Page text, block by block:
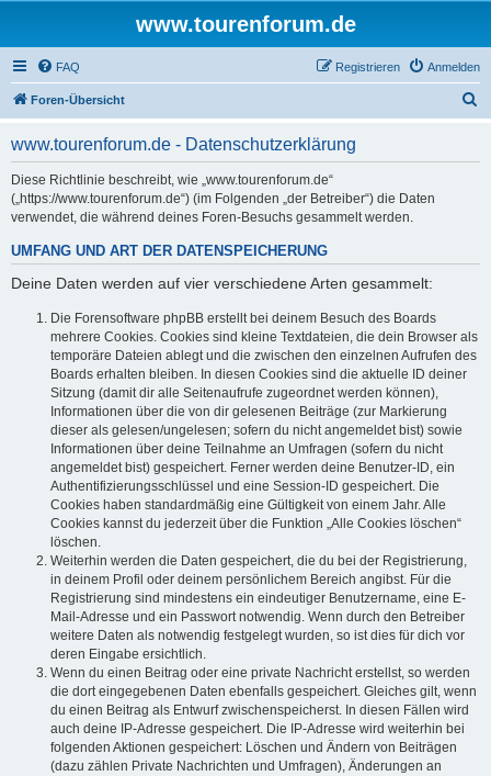
www.tourenforum.de
FAQ Anmelden
Registrieren
Foren-Übersicht
www.tourenforum.de - Datenschutzerklärung
Diese Richtlinie beschreibt, wie „www.tourenforum.de“
(„https://www.tourenforum.de“) (im Folgenden „der Betreiber“) die Daten
verwendet, die während deines Foren-Besuchs gesammelt werden.
UMFANG UND ART DER DATENSPEICHERUNG
Deine Daten werden auf vier verschiedene Arten gesammelt:
Die Forensoftware phpBB erstellt bei deinem Besuch des Boards
mehrere Cookies. Cookies sind kleine Textdateien, die dein Browser als
temporäre Dateien ablegt und die zwischen den einzelnen Aufrufen des
Boards erhalten bleiben. In diesen Cookies sind die aktuelle ID deiner
Sitzung (damit dir alle Seitenaufrufe zugeordnet werden können),
Informationen über die von dir gelesenen Beiträge (zur Markierung
dieser als gelesen/ungelesen; sofern du nicht angemeldet bist) sowie
Informationen über deine Teilnahme an Umfragen (sofern du nicht
angemeldet bist) gespeichert. Ferner werden deine Benutzer-ID, ein
Authentifizierungsschlüssel und eine Session-ID gespeichert. Die
Cookies haben standardmäßig eine Gültigkeit von einem Jahr. Alle
Cookies kannst du jederzeit über die Funktion „Alle Cookies löschen“
löschen.
Weiterhin werden die Daten gespeichert, die du bei der Registrierung,
in deinem Profil oder deinem persönlichem Bereich angibst. Für die
Registrierung sind mindestens ein eindeutiger Benutzername, eine E-
Mail-Adresse und ein Passwort notwendig. Wenn durch den Betreiber
weitere Daten als notwendig festgelegt wurden, so ist dies für dich vor
deren Eingabe ersichtlich.
Wenn du einen Beitrag oder eine private Nachricht erstellst, so werden
die dort eingegebenen Daten ebenfalls gespeichert. Gleiches gilt, wenn
du einen Beitrag als Entwurf zwischenspeicherst. In diesen Fällen wird
auch deine IP-Adresse gespeichert. Die IP-Adresse wird weiterhin bei
folgenden Aktionen gespeichert: Löschen und Ändern von Beiträgen
(dazu zählen Private Nachrichten und Umfragen), Änderungen an